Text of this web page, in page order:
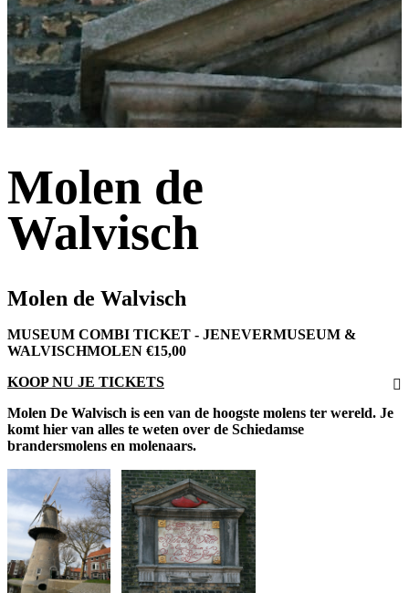
Molen de
Walvisch
Molen de Walvisch
MUSEUM COMBI TICKET - JENEVERMUSEUM &
WALVISCHMOLEN €15,00
KOOP NU JE TICKETS
Molen De Walvisch is een van de hoogste molens ter wereld. Je
komt hier van alles te weten over de Schiedamse
brandersmolens en molenaars.